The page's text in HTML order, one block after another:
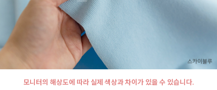
모니터의 해상도에 따라 실제 색상과 차이가 있을 수 있습니다.